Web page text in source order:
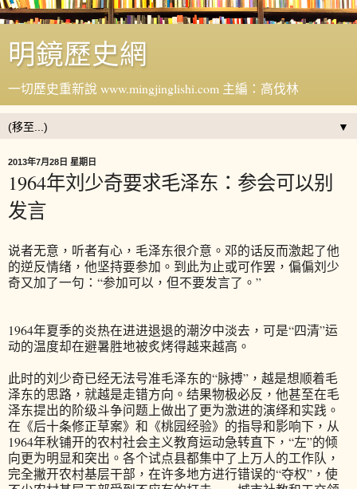
明鏡歷史網
一切歷史重新說 www.mingjinglishi.com 主編：高伐林
▼
2013年7月28日 星期日
1964年刘少奇要求毛泽东：参会可以别
发言
说者无意，听者有心，毛泽东很介意。邓的话反而激起了他
的逆反情绪，他坚持要参加。到此为止或可作罢，偏偏刘少
奇又加了一句：“参加可以，但不要发言了。”
1964年夏季的炎热在进进退退的潮汐中淡去，可是“四清”运
动的温度却在避暑胜地被炙烤得越来越高。
此时的刘少奇已经无法号准毛泽东的“脉搏”，越是想顺着毛
泽东的思路，就越是走错方向。结果物极必反，他甚至在毛
泽东提出的阶级斗争问题上做出了更为激进的演绎和实践。
在《后十条修正草案》和《桃园经验》的指导和影响下，从
1964年秋铺开的农村社会主义教育运动急转直下，“左”的倾
向更为明显和突出。各个试点县都集中了上万人的工作队，
完全撇开农村基层干部，在许多地方进行错误的“夺权”，使